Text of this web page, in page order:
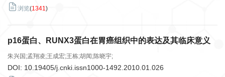
浏览(1341)
p16蛋白、RUNX3蛋白在胃癌组织中的表达及其临床意义
朱兴国;孟翔凌;王成宏;王栋;胡闻;陈晓宇;
DOI: 10.19405/j.cnki.issn1000-1492.2010.01.026